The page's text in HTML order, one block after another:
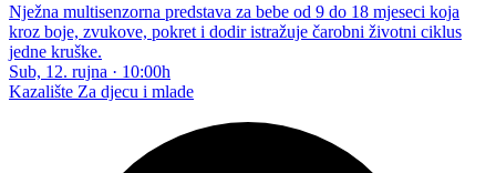
Nježna multisenzorna predstava za bebe od 9 do 18 mjeseci koja
kroz boje, zvukove, pokret i dodir istražuje čarobni životni ciklus
jedne kruške.
Sub, 12. rujna · 10:00h
Kazalište Za djecu i mlade